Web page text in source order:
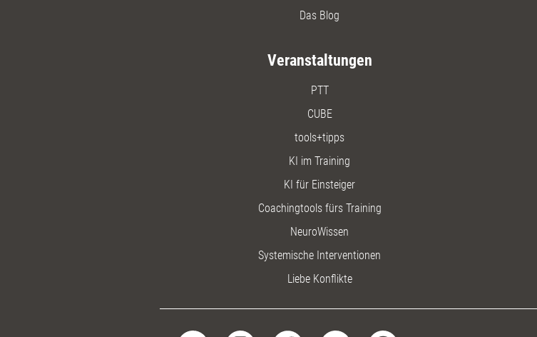
Das Blog
Veranstaltungen
PTT
CUBE
tools+tipps
KI im Training
KI für Einsteiger
Coachingtools fürs Training
NeuroWissen
Systemische Interventionen
Liebe Konflikte